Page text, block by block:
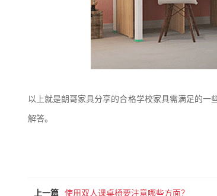
以上就是朗哥家具分享的合格学校家具需满足的一
解答。
上一篇 使用双人课桌椅要注意哪些方面？